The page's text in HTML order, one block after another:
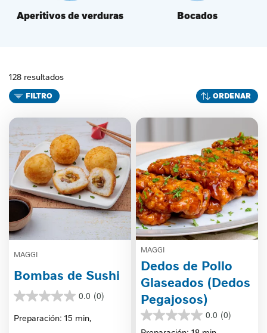
Aperitivos de verduras Bocados
128 resultados
FILTRO ORDENAR
MAGGI
Bombas de Sushi
0.0 (0)
0.0
5
Preparación: 15 min,
MAGGI
Dedos de Pollo
Glaseados (Dedos
Pegajosos)
0.0 (0)
0.0
de